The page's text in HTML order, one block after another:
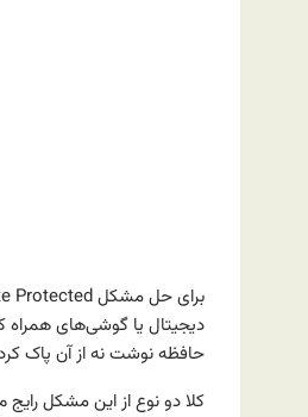
حافظه نوشت نه از آن پاک
کلا دو نوع از این مشکل